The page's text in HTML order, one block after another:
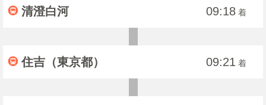
清澄白河 09:18 着
住吉（東京都） 09:21 着